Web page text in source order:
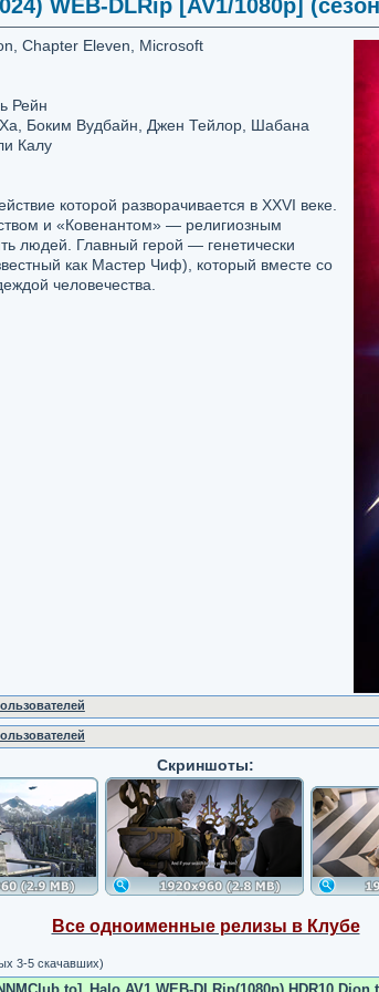
WEB-DLRip [AV1/1080p]
Chapter Eleven, Microsoft
Рейн
Боким Вудбайн, Джен Тейлор, Шабана
Калу
которой разворачивается в XXVI веке.
и «Ковенантом» — религиозным
людей. Главный герой — генетически
как Мастер Чиф), который вместе со
человечества.
Скриншоты:
Все одноименные релизы в Клубе
3-5 скачавших)